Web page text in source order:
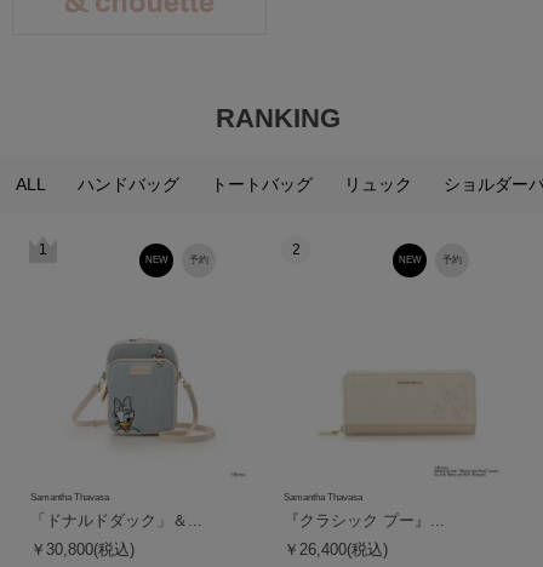
RANKING
ALL ハンドバッグ トートバッグ リュック ショルダー
1
予約
NEW
Samantha Thavasa
「ドナルドダック」＆...
￥30,800(税込)
2
予約
NEW
Samantha Thavasa
『クラシック プー』...
￥26,400(税込)